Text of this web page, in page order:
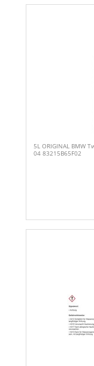
5L ORIGINAL BMW
04 83215B65F02